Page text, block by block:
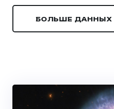
БОЛЬШЕ ДАННЫХ